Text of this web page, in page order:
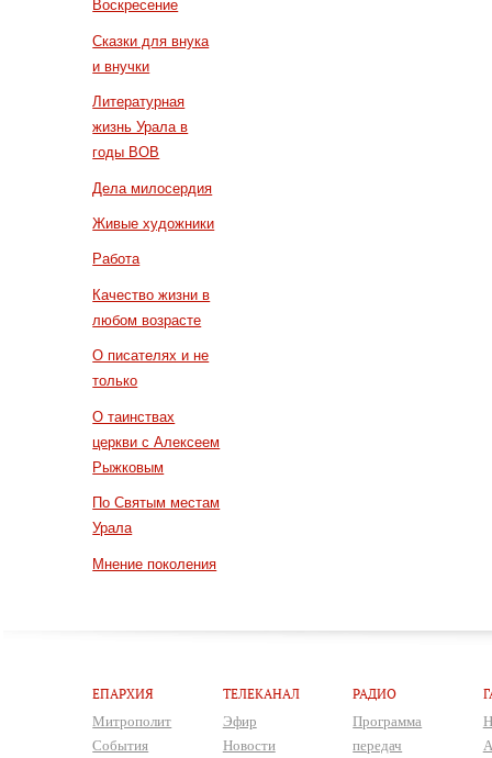
Воскресение
Сказки для внука
и внучки
Литературная
жизнь Урала в
годы ВОВ
Дела милосердия
Живые художники
Работа
Качество жизни в
любом возрасте
О писателях и не
только
О таинствах
церкви с Алексеем
Рыжковым
По Святым местам
Урала
Мнение поколения
ЕПАРХИЯ
Митрополит
События
ТЕЛЕКАНАЛ
Эфир
Новости
РАДИО
Программа
передач